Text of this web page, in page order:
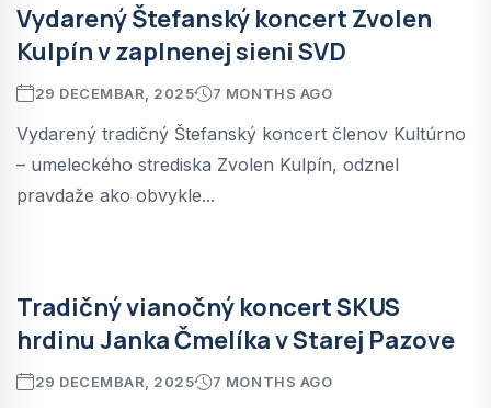
Vydarený Štefanský koncert Zvolen
Kulpín v zaplnenej sieni SVD
29 DECEMBAR, 2025 7 MONTHS AGO
Vydarený tradičný Štefanský koncert členov Kultúrno
– umeleckého strediska Zvolen Kulpín, odznel
pravdaže ako obvykle...
Tradičný vianočný koncert SKUS
hrdinu Janka Čmelíka v Starej Pazove
29 DECEMBAR, 2025 7 MONTHS AGO